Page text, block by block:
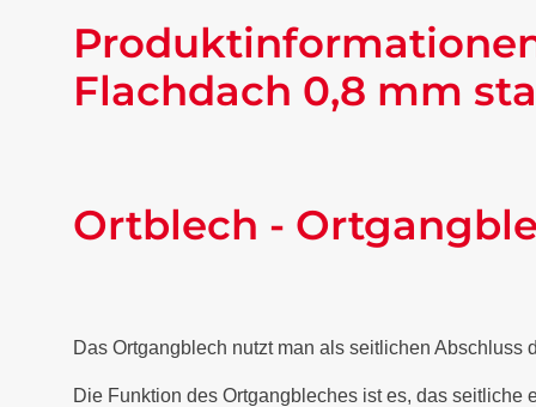
Flachdach 0,8 mm
Ortblech -
Das Ortgangblech nutzt man als seitlichen
Die Funktion des Ortgangbleches ist es, das